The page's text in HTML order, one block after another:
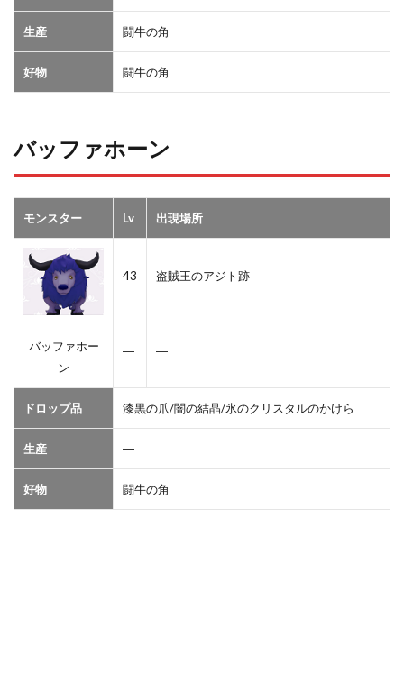
生産 闘牛の角
好物 闘牛の角
バッファホーン
モンスター Lv 出現場所
バッファホー
ン
43 盗賊王のアジト跡
― ―
ドロップ品 漆黒の爪/闇の結晶/氷のクリスタルのかけら
生産 ―
好物 闘牛の角